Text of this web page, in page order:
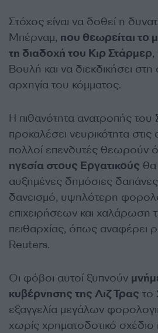
Στόχος είναι να δοθεί η
Μπέρναμ, που θεωρείται το
τη διαδοχή του Κιρ Στάρμερ,
Βουλή και να διεκδικήσει στη
αρχηγία του κόμματος.
Η πιθανότητα ανατροπής του
προκαλέσει νευρικότητα
πολλοί επενδυτές θεωρούν
ηγεσία στους Εργατικούς
αυξημένες δημόσιες
δανεισμό, υψηλότερη
επιχειρήσεων και χαλάρωση
πειθαρχίας, όπως αναφέρει
Reuters.
Οι φόβοι αυτοί ξυπνούν
κυβέρνησης της Λιζ Τρας το
εξαγγελία μεγάλων
χωρίς χρηματοδοτικό